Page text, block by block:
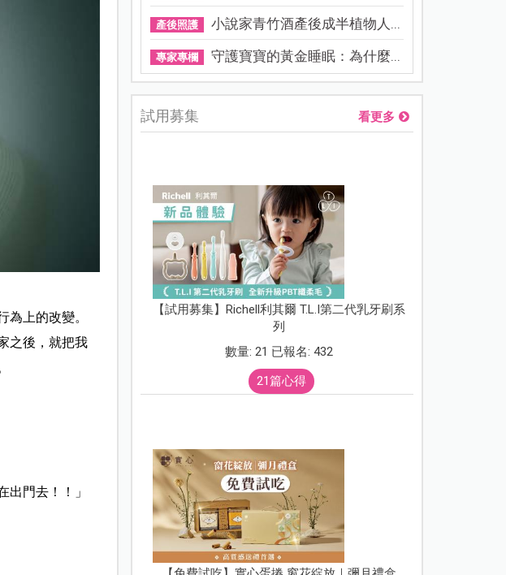
上的改變。
之後，就把我
出門去！！」
產後照護 小說家青竹酒產後成半植物人...
專家專欄 守護寶寶的黃金睡眠：為什麼...
試用募集 看更多
【試用募集】Richell利其爾 T.L.I第二代乳牙刷系
列
數量: 21 已報名: 432
21篇心得